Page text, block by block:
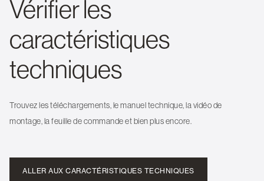
Vérifier les
caractéristiques
techniques
Trouvez les téléchargements, le manuel technique, la vidéo de
montage, la feuille de commande et bien plus encore.
ALLER AUX CARACTÉRISTIQUES TECHNIQUES